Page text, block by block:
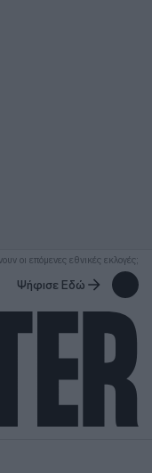
οι επόμενες εθνικές εκλογές;
Ψήφισε Εδώ